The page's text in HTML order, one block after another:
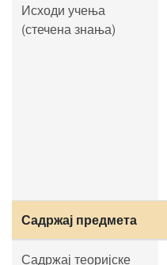
Исходи учења
(стечена знања)
Садржај предмета
Садржај теоријске